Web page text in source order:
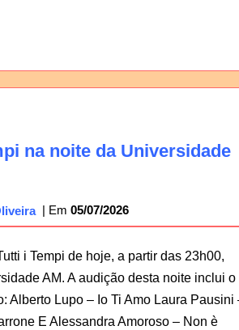
na noite da Universidade
05/07/2026
i Tempi de hoje, a partir das 23h00,
AM. A audição desta noite inclui o
Alberto Lupo – Io Ti Amo Laura Pausini
E Alessandra Amoroso – Non è